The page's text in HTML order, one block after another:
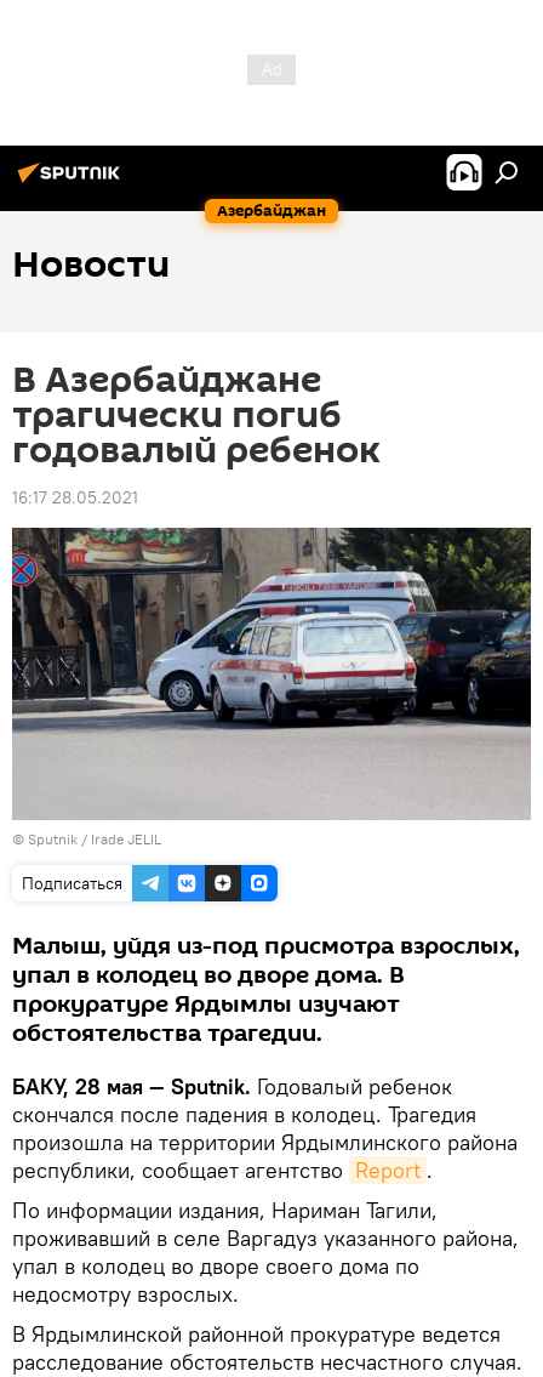
Азербайджан
Новости
В Азербайджане
трагически погиб
годовалый ребенок
16:17 28.05.2021
© Sputnik / Irade JELIL
Подписаться
Малыш, уйдя из-под присмотра взрослых,
упал в колодец во дворе дома. В
прокуратуре Ярдымлы изучают
обстоятельства трагедии.
БАКУ, 28 мая — Sputnik. Годовалый ребенок
скончался после падения в колодец. Трагедия
произошла на территории Ярдымлинского района
республики, сообщает агентство Report .
По информации издания, Нариман Тагили,
проживавший в селе Варгадуз указанного района,
упал в колодец во дворе своего дома по
недосмотру взрослых.
В Ярдымлинской районной прокуратуре ведется
расследование обстоятельств несчастного случая.